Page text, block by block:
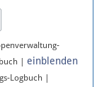
| einblenden
Logbuch |